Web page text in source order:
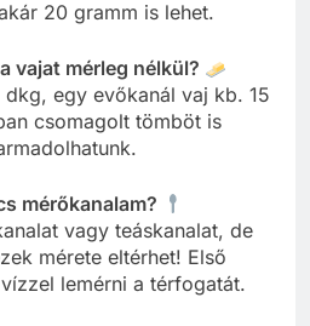
20 gramm is lehet.
vajat mérleg nélkül?
egy evőkanál vaj kb. 15
csomagolt tömböt is
mérőkanalam?
vagy teáskanalat, de
mérete eltérhet! Első
lemérni a térfogatát.